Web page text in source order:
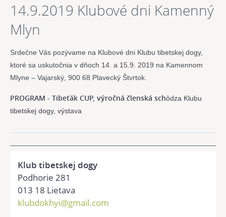
14.9.2019 Klubové dni Kamenný
Mlyn
Srdečne Vás pozývame na Klubové dni Klubu tibetskej dogy,
ktoré sa uskutočnia v dňoch 14. a 15.9. 2019 na Kamennom
Mlyne – Vajarský, 900 68 Plavecký Štvrtok.
PROGRAM - Tibeťák CUP, výročná členská schôdza Klubu
tibetskej dogy, výstava
Klub tibetskej dogy
Podhorie 281
013 18 Lietava
klubdokhyi@gmail.com